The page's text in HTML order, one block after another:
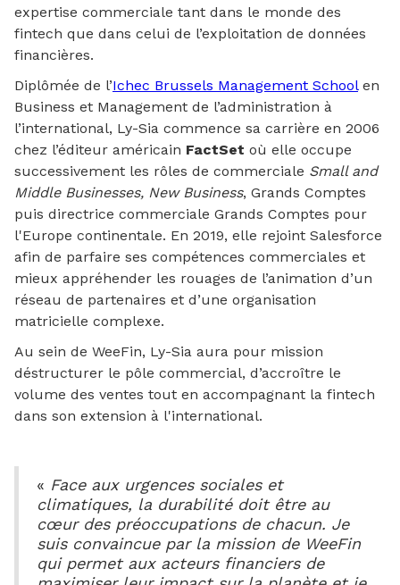
expertise commerciale tant dans le monde des
fintech que dans celui de l’exploitation de données
financières.
Diplômée de l’Ichec Brussels Management Schoolen
Business et Management de l’administration à
l’international, Ly-Sia commence sa carrière en 2006
chez l’éditeur américain FactSet où elle occupe
successivement les rôles de commerciale Small and
Middle Businesses, New Business, Grands Comptes
puis directrice commerciale Grands Comptes pour
l'Europe continentale. En 2019, elle rejoint Salesforce
afin de parfaire ses compétences commerciales et
mieux appréhender les rouages de l’animation d’un
réseau de partenaires et d’une organisation
matricielle complexe.
Au sein de WeeFin, Ly-Sia aura pour mission
déstructurer le pôle commercial, d’accroître le
volume des ventes tout en accompagnant la fintech
dans son extension à l'international.
« Face aux urgences sociales et
climatiques, la durabilité doit être au
cœur des préoccupations de chacun. Je
suis convaincue par la mission de WeeFin
qui permet aux acteurs financiers de